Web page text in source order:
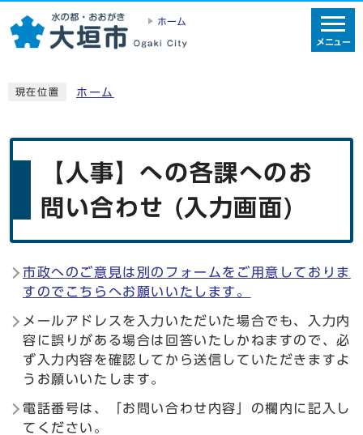
ホーム
メニュー
現在位置 ホーム
【人事】への各課へのお
問い合わせ (入力画面)
市政へのご意見は別のフォームをご用意しておりま
すのでこちらへお願いいたします。
メールアドレスを入力いただいた場合でも、入力内
容に誤りがある場合は回答いたしかねますので、必
ず入力内容を確認してから送信していただきますよ
うお願いいたします。
電話番号は、「お問い合わせ内容」の欄内に記入し
てください。